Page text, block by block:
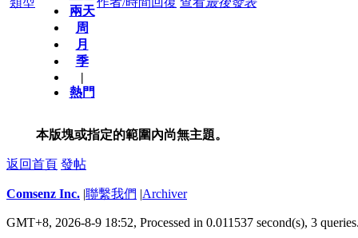
兩天
周
月
季
|
熱門
本版塊或指定的範圍內尚無主題。
返回首頁 發帖
Comsenz Inc. |聯繫我們 |Archiver
GMT+8, 2026-8-9 18:52, Processed in 0.011537 second(s), 3 queries